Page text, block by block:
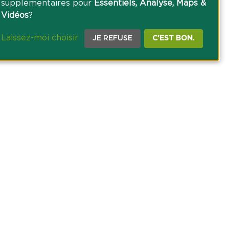
supplémentaires pour Essentiels, Analyse, Maps &
Vidéos?
Laissez-moi choisir JE REFUSE C'EST BON.